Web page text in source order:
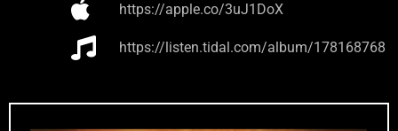
https://apple.co/3uJ1DoX
https://listen.tidal.com/album/178168768